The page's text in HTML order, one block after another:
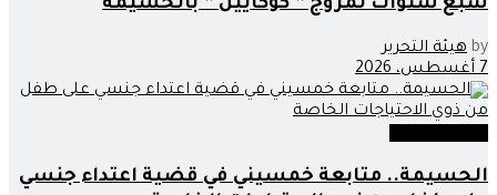
سبع سنوات لمروج ” كوكايين ” بالحسيمة
by هيئة التحرير
7 أغسطس، 2026
الحسيمة.. متابعة خمسيني في قضية اعتداء جنسي